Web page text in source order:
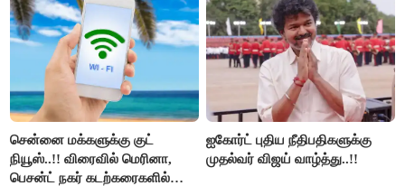
திமுக ஐடி விங்..!!
சென்னை மக்களுக்கு குட்
நியூஸ்..!! விரைவில் மெரினா,
பெசன்ட் நகர் கடற்கரைகளில்
ஐகோர்ட் புதிய நீதிபதிகளுக்கு
முதல்வர் விஜய் வாழ்த்து..!!